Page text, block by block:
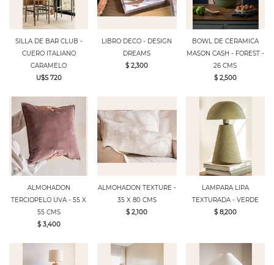
SILLA DE BAR CLUB -
CUERO ITALIANO
CARAMELO
U$S 720
LIBRO DECO - DESIGN
DREAMS
$ 2,300
BOWL DE CERAMICA
MASON CASH - FOREST -
26 CMS
$ 2,500
ALMOHADON
TERCIOPELO UVA - 55 X
55 CMS
$ 3,400
ALMOHADON TEXTURE -
35 X 80 CMS
$ 2,100
LAMPARA LIPA
TEXTURADA - VERDE
$ 8,200